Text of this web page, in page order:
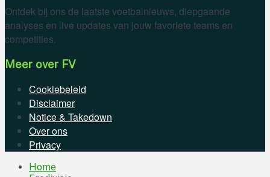
Ontdek bij ons de laatste voetbalnieuws, diepgaande
analyses en live updates van jouw favoriete teams en
competities.
Meer over FV
Cookiebeleid
Disclaimer
Notice & Takedown
Over ons
Privacy
Home